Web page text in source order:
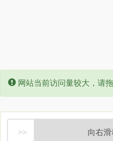
Error:
网站当前访问量较大，请
向右